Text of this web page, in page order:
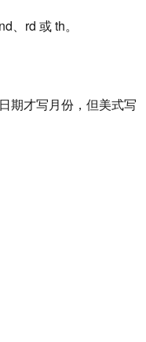
rd 或 th。
期才写月份，但美式写